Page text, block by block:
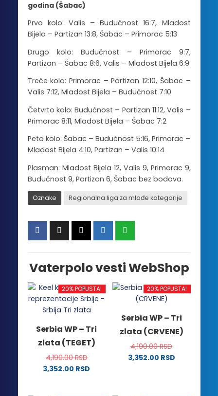
godina (Šabac)
Prvo kolo: Valis – Budućnost 16:7, Mladost
Bijela – Partizan 13:8, Šabac – Primorac 5:13
Drugo kolo: Budućnost – Primorac 9:7,
Partizan – Šabac 8:6, Valis – Mladost Bijela 6:9
Treće kolo: Primorac – Partizan 12:10, Šabac –
Valis 7:12, Mladost Bijela – Budućnost 7:10
Četvrto kolo: Budućnost – Partizan 11:12, Valis –
Primorac 8:11, Mladost Bijela – Šabac 7:2
Peto kolo: Šabac – Budućnost 5:16, Primorac –
Mladost Bijela 4:10, Partizan – Valis 10:14
Plasman: Mladost Bijela 12, Valis 9, Primorac 9,
Budućnost 9, Partizan 6, Šabac bez bodova.
Oznake Regionalna liga za mlađe kategorije
Vaterpolo vesti WebShop
20% POPUSTA!
Serbia WP – Tri
zlata (TEGET)
4,190.00RSD
3,352.00 RSD
20% POPUSTA!
Serbia WP – Tri
zlata (CRVENE)
4,190.00RSD
3,352.00 RSD